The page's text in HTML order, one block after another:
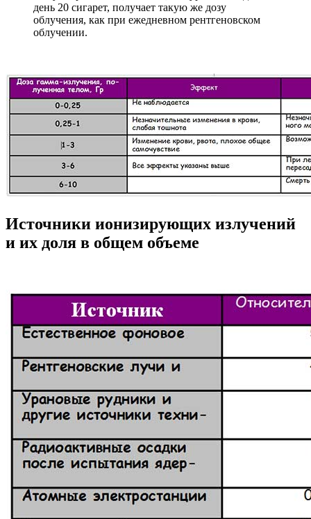
день 20 сигарет, получает такую же дозу
облучения, как при ежедневном рентгеновском
облучении.
Источники ионизирующих излучений
и их доля в общем объеме